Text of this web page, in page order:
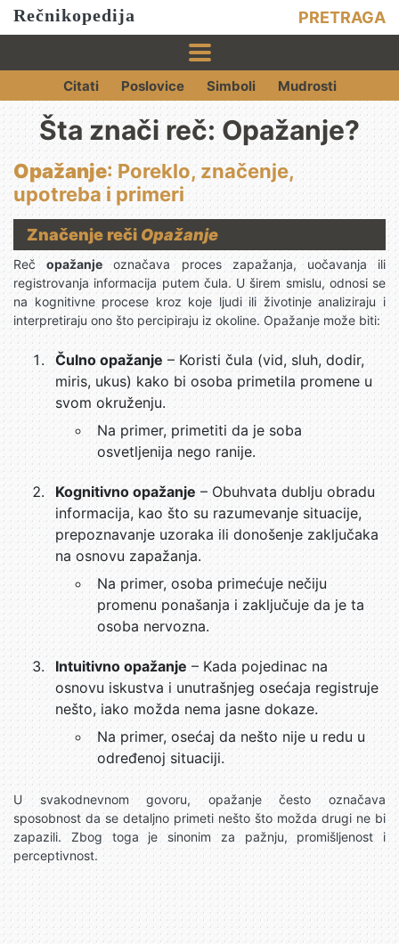
Rečnikopedija PRETRAGA
Citati Poslovice Simboli Mudrosti
Šta znači reč: Opažanje?
Opažanje: Poreklo, značenje,
upotreba i primeri
Značenje reči Opažanje
Rečopažanjeoznačava proces zapažanja, uočavanja ili
registrovanja informacija putem čula. U širem smislu, odnosi se
na kognitivne procese kroz koje ljudi ili životinje analiziraju i
interpretiraju ono što percipiraju iz okoline. Opažanje može biti:
Čulno opažanje – Koristi čula (vid, sluh, dodir,
miris, ukus) kako bi osoba primetila promene u
svom okruženju.
Na primer, primetiti da je soba
osvetljenija nego ranije.
Kognitivno opažanje– Obuhvata dublju obradu
informacija, kao što su razumevanje situacije,
prepoznavanje uzoraka ili donošenje zaključaka
na osnovu zapažanja.
Na primer, osoba primećuje nečiju
promenu ponašanja i zaključuje da je ta
osoba nervozna.
Intuitivno opažanje– Kada pojedinac na
osnovu iskustva i unutrašnjeg osećaja registruje
nešto, iako možda nema jasne dokaze.
Na primer, osećaj da nešto nije u redu u
određenoj situaciji.
U svakodnevnom govoru, opažanje često označava
sposobnost da se detaljno primeti nešto što možda drugi ne bi
zapazili. Zbog toga je sinonim za pažnju, promišljenost i
perceptivnost.